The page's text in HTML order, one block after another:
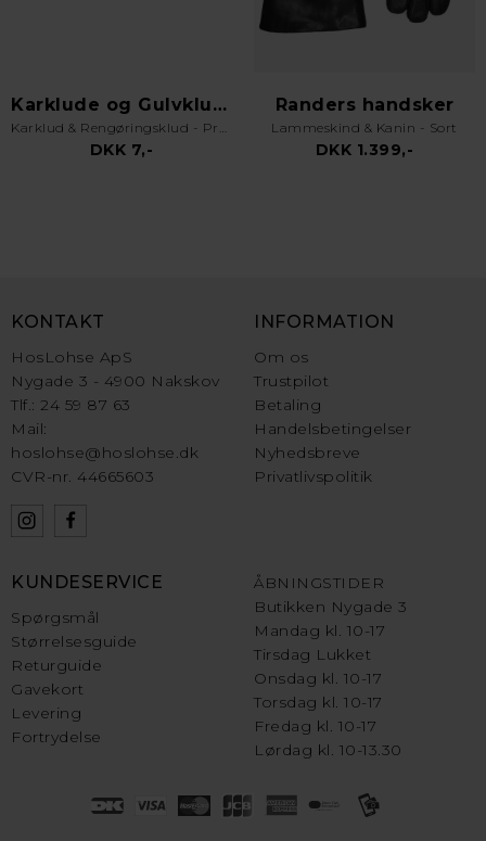
Karklude og Gulvklude
Karklud & Rengøringsklud - Pro Kvalitet - Valgfri Farve
DKK 7,-
Randers handsker
Lammeskind & Kanin - Sort
DKK 1.399,-
KONTAKT
HosLohse ApS
Nygade 3 - 4900 Nakskov
Tlf.: 24 59 87 63
Mail:
hoslohse@hoslohse.dk
CVR-nr. 44665603
INFORMATION
Om os
Trustpilot
Betaling
Handelsbetingelser
Nyhedsbreve
Privatlivspolitik
KUNDESERVICE
Spørgsmål
Størrelsesguide
Returguide
Gavekort
Levering
Fortrydelse
ÅBNINGSTIDER
Butikken Nygade 3
Mandag kl. 10-17
Tirsdag Lukket
Onsdag kl. 10-17
Torsdag kl. 10-17
Fredag kl. 10-17
Lørdag kl. 10-13.30